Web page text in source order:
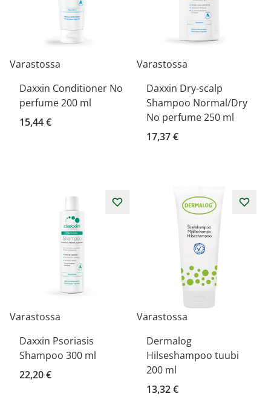
Varastossa
Daxxin Conditioner No
perfume 200 ml
15,44 €
Varastossa
Daxxin Dry-scalp
Shampoo Normal/Dry
No perfume 250 ml
17,37 €
Varastossa
Daxxin Psoriasis
Shampoo 300 ml
22,20 €
Varastossa
Dermalog
Hilseshampoo tuubi
200 ml
13,32 €